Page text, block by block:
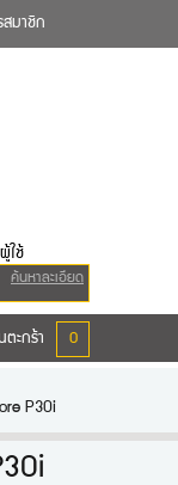
มาชิก
ใช้
ตะกร้า 0
ค้นหาละเอียด
P30i